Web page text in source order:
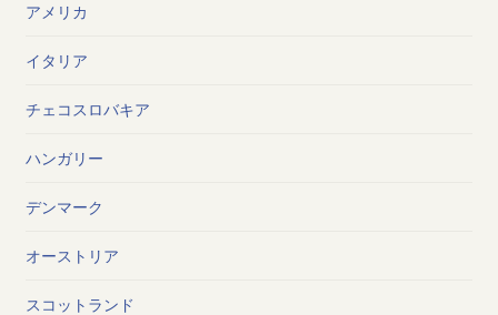
アメリカ
イタリア
チェコスロバキア
ハンガリー
デンマーク
オーストリア
スコットランド